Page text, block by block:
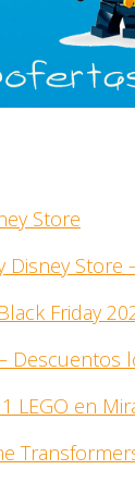
Store
Disney
Friday
Descuentos
LEGO en